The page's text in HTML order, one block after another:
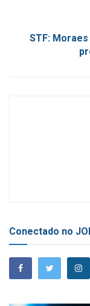
STF:
Conectado no